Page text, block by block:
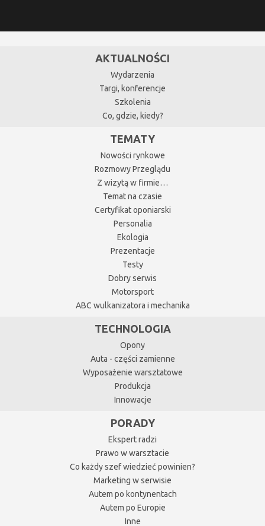
AKTUALNOŚCI
Wydarzenia
Targi, konferencje
Szkolenia
Co, gdzie, kiedy?
TEMATY
Nowości rynkowe
Rozmowy Przeglądu
Z wizytą w firmie…
Temat na czasie
Certyfikat oponiarski
Personalia
Ekologia
Prezentacje
Testy
Dobry serwis
Motorsport
ABC wulkanizatora i mechanika
TECHNOLOGIA
Opony
Auta - części zamienne
Wyposażenie warsztatowe
Produkcja
Innowacje
PORADY
Ekspert radzi
Prawo w warsztacie
Co każdy szef wiedzieć powinien?
Marketing w serwisie
Autem po kontynentach
Autem po Europie
Inne